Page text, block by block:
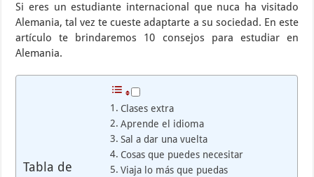
Si eres un estudiante internacional que nuca ha visitado
Alemania, tal vez te cueste adaptarte a su sociedad. En este
artículo te brindaremos 10 consejos para estudiar en
Alemania.
Tabla de
Clases extra
Aprende el idioma
Sal a dar una vuelta
Cosas que puedes necesitar
Viaja lo más que puedas